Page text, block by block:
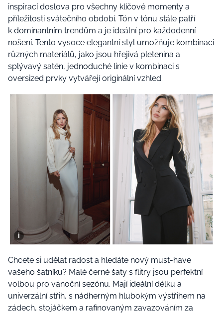
inspirací doslova pro všechny klíčové momenty a
příležitosti svátečního období. Tón v tónu stále patří
k dominantním trendům a je ideální pro každodenní
nošení. Tento vysoce elegantní styl umožňuje kombinaci
různých materiálů, jako jsou hřejivá pletenina a
splývavý satén, jednoduché linie v kombinaci s
oversized prvky vytvářejí originální vzhled.
Chcete si udělat radost a hledáte nový must-have
vašeho šatníku? Malé černé šaty s flitry jsou perfektní
volbou pro vánoční sezónu. Mají ideální délku a
univerzální střih, s nádherným hlubokým výstřihem na
zádech, stojáčkem a rafinovaným zavazováním za